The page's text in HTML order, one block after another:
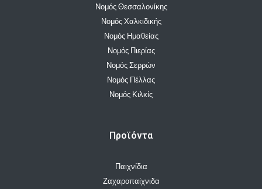
Νομός Θεσσαλονίκης
Νομός Χαλκιδικής
Νομός Ημαθείας
Νομός Πιερίας
Νομός Σερρών
Νομός Πέλλας
Νομός Κιλκίς
Προϊόντα
Παιχνίδια
Ζαχαροπαίχνιδα